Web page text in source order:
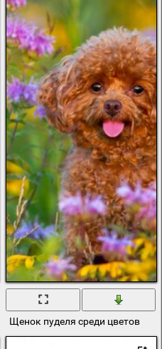
Щенок пуделя среди цветов